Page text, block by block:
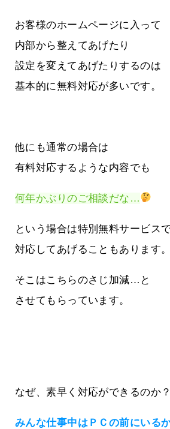
お客様のホームページに入って
内部から整えてあげたり
設定を変えてあげたりするのは
基本的に無料対応が多いです。
他にも通常の場合は
有料対応するような内容でも
何年かぶりのご相談だな…
という場合は特別無料サービス
対応してあげることもあります。
そこはこちらのさじ加減…と
させてもらっています。
なぜ、素早く対応ができるのか？
みんな仕事中はＰＣの前にいる